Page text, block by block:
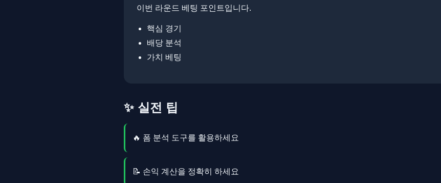
이번 라운드 베팅 포인트입니다.
핵심 경기
배당 분석
가치 베팅
✨ 실전 팁
🔥 폼 분석 도구를 활용하세요
📝 손익 계산을 정확히 하세요